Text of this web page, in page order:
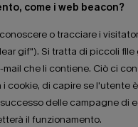
come i web beacon?
o tracciare i
gif"). Si tratta di piccoli
che li contiene. Ciò ci
cookie, di capire se
delle campagne
il funzionamento.